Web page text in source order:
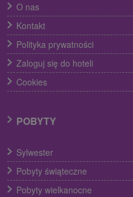
O nas
Kontakt
Polityka prywatności
Zaloguj się do hoteli
Cookies
POBYTY
Sylwester
Pobyty świąteczne
Pobyty wielkanocne